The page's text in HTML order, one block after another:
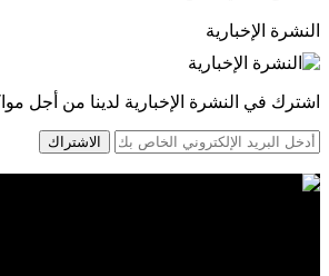
النشرة الإخبارية
اشترك في النشرة الإخبارية لدينا من أجل
الاشتراك